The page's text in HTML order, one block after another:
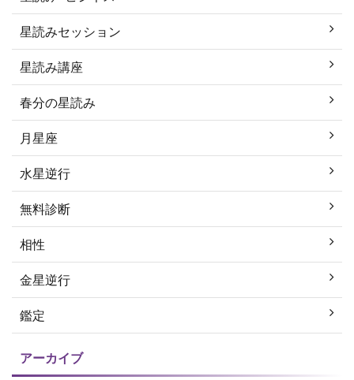
星読みセッション
星読み講座
春分の星読み
月星座
水星逆行
無料診断
相性
金星逆行
鑑定
アーカイブ